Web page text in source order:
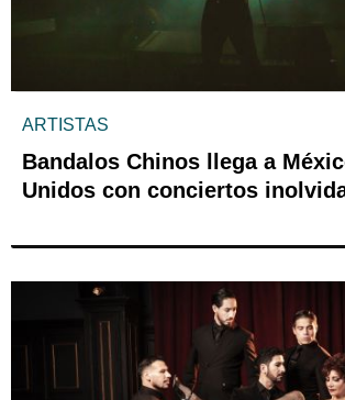
ARTISTAS
Bandalos Chinos llega a
Unidos con conciertos